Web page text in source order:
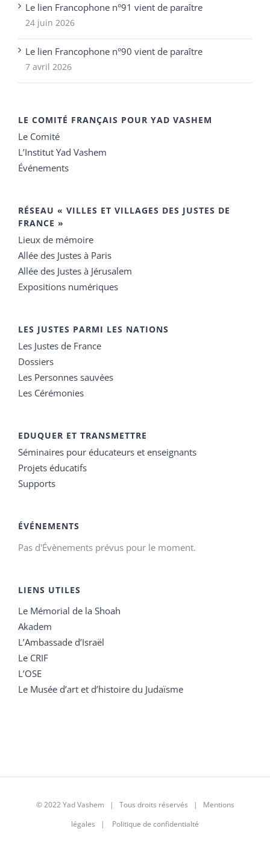
Le lien Francophone n°91 vient de paraître
24 juin 2026
Le lien Francophone n°90 vient de paraître
7 avril 2026
LE COMITÉ FRANÇAIS POUR YAD VASHEM
Le Comité
L’Institut Yad Vashem
Événements
RÉSEAU « VILLES ET VILLAGES DES JUSTES DE
FRANCE »
Lieux de mémoire
Allée des Justes à Paris
Allée des Justes à Jérusalem
Expositions numériques
LES JUSTES PARMI LES NATIONS
Les Justes de France
Dossiers
Les Personnes sauvées
Les Cérémonies
EDUQUER ET TRANSMETTRE
Séminaires pour éducateurs et enseignants
Projets éducatifs
Supports
ÉVÉNEMENTS
Pas d'Évènements prévus pour le moment.
LIENS UTILES
Le Mémorial de la Shoah
Akadem
L’Ambassade d’Israël
Le CRIF
L’OSE
Le Musée d’art et d’histoire du Judaïsme
© 2022 Yad Vashem | Tous droits réservés | Mentions
légales | Politique de confidentialté